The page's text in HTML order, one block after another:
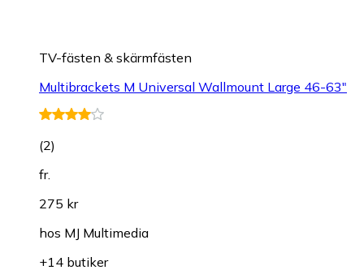
TV-fästen & skärmfästen
Multibrackets M Universal Wallmount Large 46-63"
(2)
fr.
275 kr
hos MJ Multimedia
+14 butiker